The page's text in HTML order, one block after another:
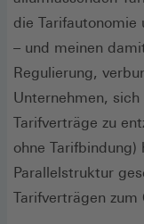
die Tarifautonomie
– und meinen
Regulierung,
Unternehmen,
Tarifverträge zu
ohne
Parallelstruktur
Tarifverträgen zum